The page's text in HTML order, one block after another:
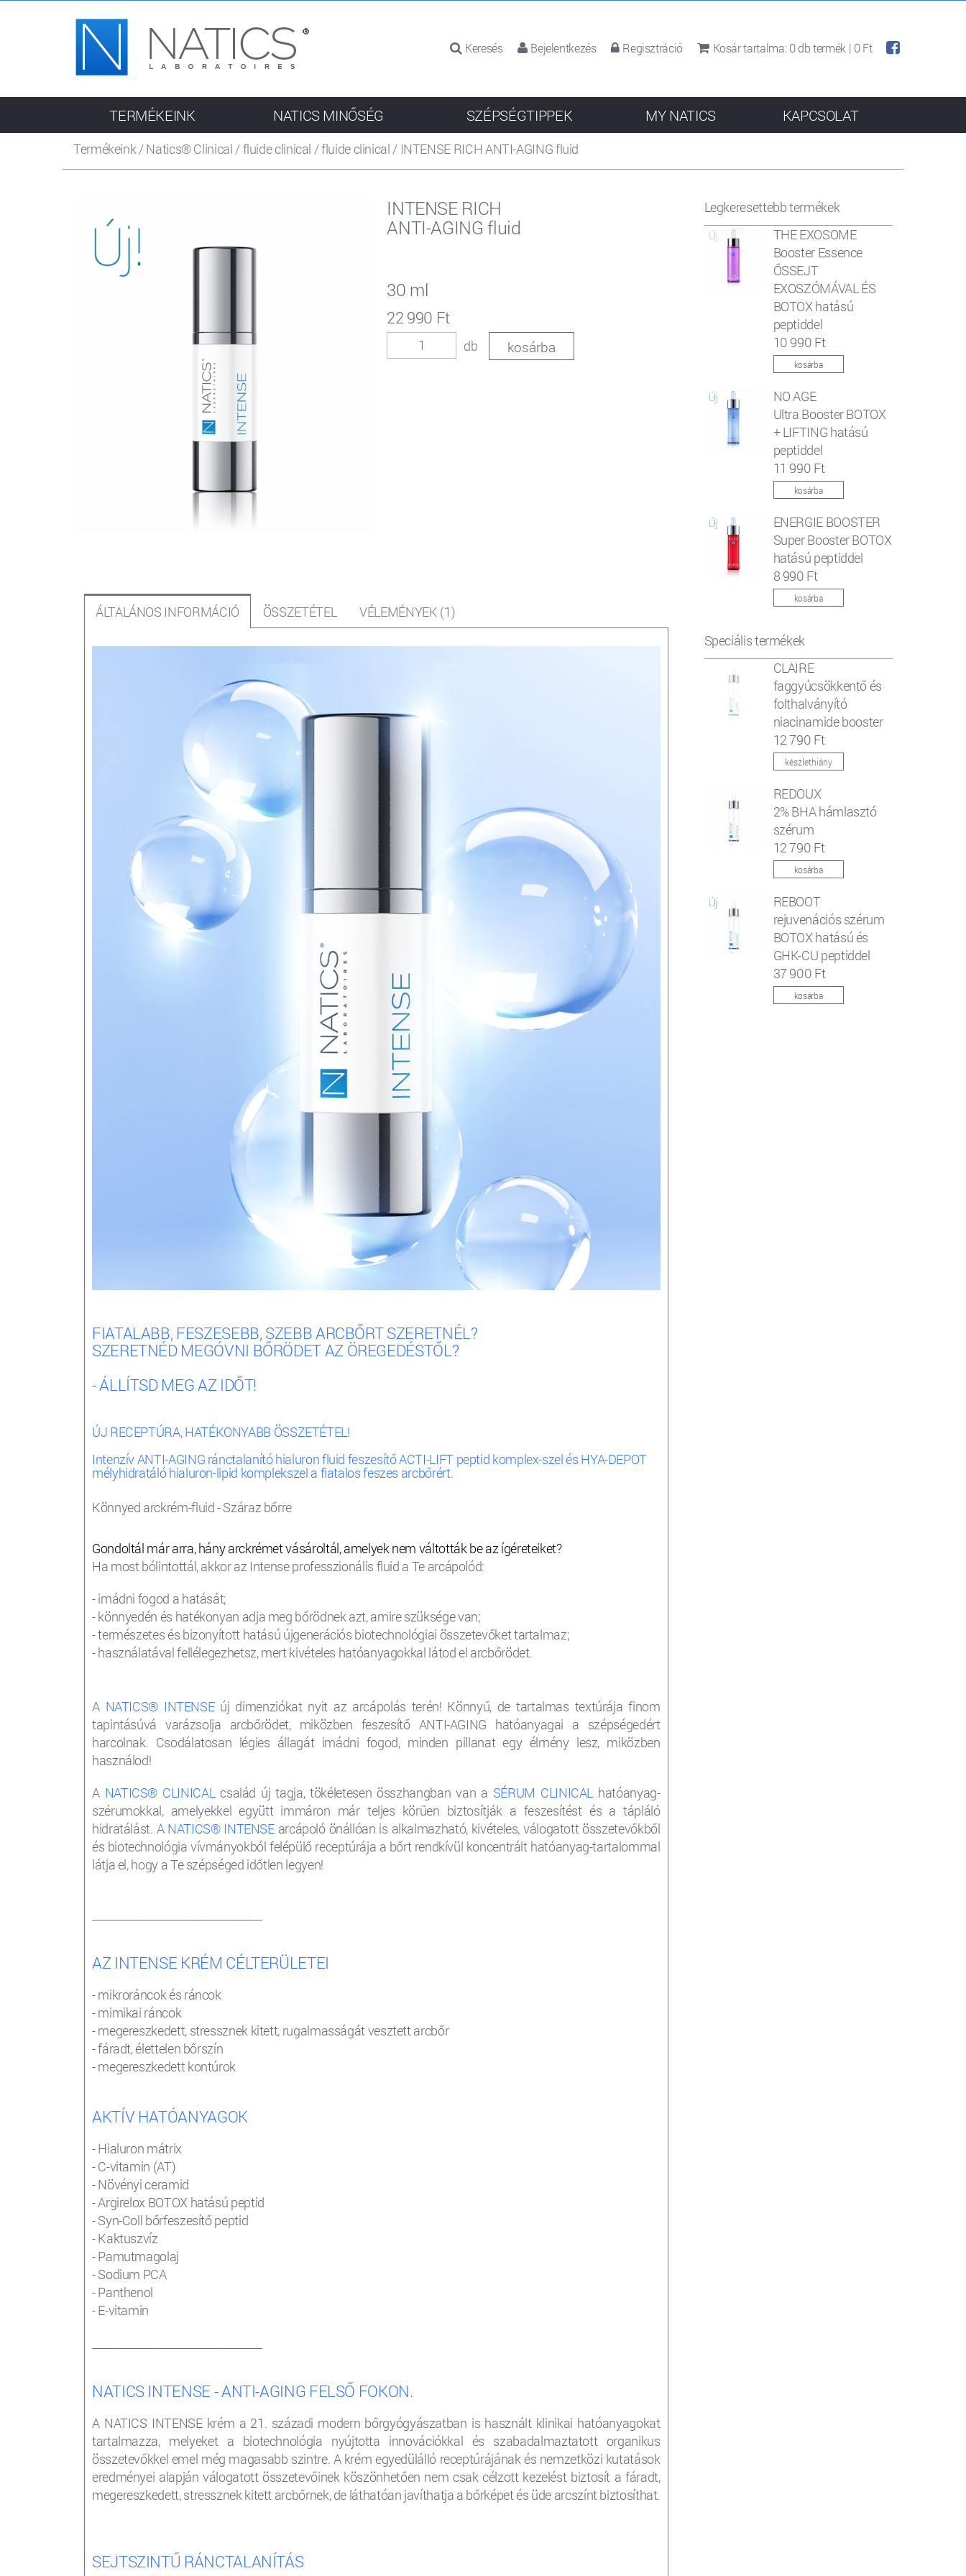
Keresés Bejelentkezés Regisztráció Kosár tartalma:0db termék | 0 Ft
Termékeink/Natics® Clinical /fluide clinical /fluide clinical / INTENSE RICH ANTI-AGING fluid
INTENSE RICH
ANTI-AGING fluid
30 ml
22 990 Ft
db
ÁLTALÁNOS INFORMÁCIÓ ÖSSZETÉTEL VÉLEMÉNYEK (1)
FIATALABB, FESZESEBB, SZEBB ARCBŐRT SZERETNÉL?
SZERETNÉD MEGÓVNI BŐRÖDET AZ ÖREGEDÉSTŐL?
- ÁLLÍTSD MEG AZ IDŐT!
ÚJ RECEPTÚRA, HATÉKONYABB ÖSSZETÉTEL!
Intenzív ANTI-AGING ránctalanító hialuron fluid feszesítő ACTI-LIFT peptid komplex-szel és HYA-DEPOT
mélyhidratáló hialuron-lipid komplekszel a fiatalos feszes arcbőrért.
Könnyed arckrém-fluid - Száraz bőrre
Gondoltál már arra, hány arckrémet vásároltál, amelyek nem váltották be az ígéreteiket?
Ha most bólintottál, akkor az Intense professzionális fluid a Te arcápolód:
- imádni fogod a hatását;
- könnyedén és hatékonyan adja meg bőrödnek azt, amire szüksége van;
- természetes és bizonyított hatású újgenerációs biotechnológiai összetevőket tartalmaz;
- használatával fellélegezhetsz, mert kivételes hatóanyagokkal látod el arcbőrödet.
A NATICS® INTENSE új dimenziókat nyit az arcápolás terén! Könnyű, de tartalmas textúrája finom
tapintásúvá varázsolja arcbőrödet, miközben feszesítő ANTI-AGING hatóanyagai a szépségedért
harcolnak. Csodálatosan légies állagát imádni fogod, minden pillanat egy élmény lesz, miközben
használod!
A NATICS® CLINICALcsalád új tagja, tökéletesen összhangban van a SÉRUM CLINICAL hatóanyag-
szérumokkal, amelyekkel együtt immáron már teljes körűen biztosítják a feszesítést és a tápláló
hidratálást. A NATICS® INTENSEarcápoló önállóan is alkalmazható, kivételes, válogatott összetevőkből
és biotechnológia vívmányokból felépülő receptúrája a bőrt rendkívül koncentrált hatóanyag-tartalommal
látja el, hogy a Te szépséged időtlen legyen!
AZ INTENSE KRÉM CÉLTERÜLETEI
- mikroráncok és ráncok
- mimikai ráncok
- megereszkedett, stressznek kitett, rugalmasságát vesztett arcbőr
- fáradt, élettelen bőrszín
- megereszkedett kontúrok
AKTÍV HATÓANYAGOK
- Hialuron mátrix
- C-vitamin (AT)
- Növényi ceramid
- Argirelox BOTOX hatású peptid
- Syn-Coll bőrfeszesítő peptid
- Kaktuszvíz
- Pamutmagolaj
- Sodium PCA
- Panthenol
- E-vitamin
NATICS INTENSE - ANTI-AGING FELSŐ FOKON.
A NATICS INTENSE krém a 21. századi modern bőrgyógyászatban is használt klinikai hatóanyagokat
tartalmazza, melyeket a biotechnológia nyújtotta innovációkkal és szabadalmaztatott organikus
összetevőkkel emel még magasabb szintre. A krém egyedülálló receptúrájának és nemzetközi kutatások
eredményei alapján válogatott összetevőinek köszönhetően nem csak célzott kezelést biztosít a fáradt,
megereszkedett, stressznek kitett arcbőrnek, de láthatóan javíthatja a bőrképet és üde arcszínt biztosíthat.
SEJTSZINTŰ RÁNCTALANÍTÁS
Legkeresettebb termékek
THE EXOSOME
Booster Essence
ŐSSEJT
EXOSZÓMÁVAL ÉS
BOTOX hatású
peptiddel
10 990 Ft
kosárba
NO AGE
Ultra Booster BOTOX
+ LIFTING hatású
peptiddel
11 990 Ft
kosárba
ENERGIE BOOSTER
Super Booster BOTOX
hatású peptiddel
8 990 Ft
kosárba
Speciális termékek
CLAIRE
faggyúcsökkentő és
folthalványító
niacinamide booster
12 790 Ft
készlethiány
REDOUX
2% BHA hámlasztó
szérum
12 790 Ft
kosárba
REBOOT
rejuvenációs szérum
BOTOX hatású és
GHK-CU peptiddel
37 900 Ft
kosárba
TERMÉKEINK NATICS MINŐSÉG SZÉPSÉGTIPPEK MY NATICS KAPCSOLAT